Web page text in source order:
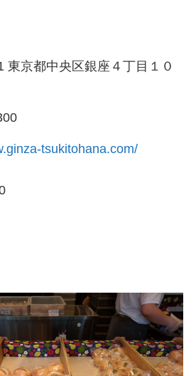
東京都中央区銀座４丁目１０
tsukitohana.com/